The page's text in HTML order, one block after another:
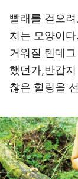
빨래를 걷으
치는 모양이
거워질 텐데
했던가,반갑
찮은 힐링을